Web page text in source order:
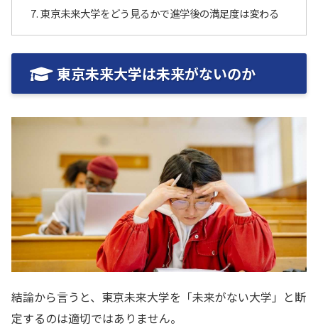
東京未来大学をどう見るかで進学後の満足度は変わる
東京未来大学は未来がないのか
結論から言うと、東京未来大学を「未来がない大学」と断
定するのは適切ではありません。